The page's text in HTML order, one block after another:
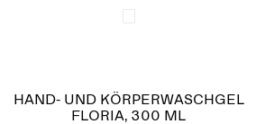
HAND- UND KÖRPERWASCHGEL
FLORIA, 300 ML